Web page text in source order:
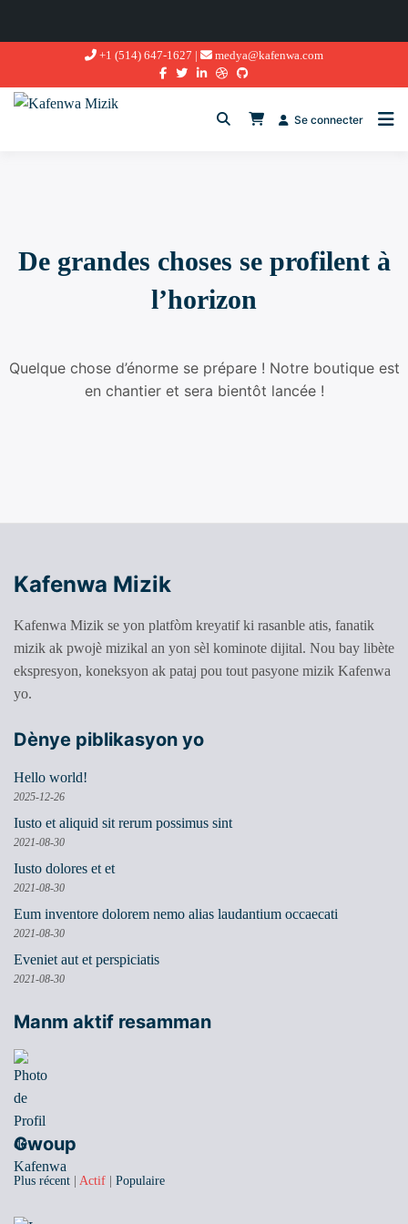
contenu
+1 (514) 647-1627 | medya@kafenwa.com
Se connecter
De grandes choses se profilent à
l’horizon
Quelque chose d’énorme se prépare ! Notre boutique est
en chantier et sera bientôt lancée !
Kafenwa Mizik
Kafenwa Mizik se yon platfòm kreyatif ki rasanble atis, fanatik
mizik ak pwojè mizikal an yon sèl kominote dijital. Nou bay libète
ekspresyon, koneksyon ak pataj pou tout pasyone mizik Kafenwa
yo.
Dènye piblikasyon yo
Hello world!
2025-12-26
Iusto et aliquid sit rerum possimus sint
2021-08-30
Iusto dolores et et
2021-08-30
Eum inventore dolorem nemo alias laudantium occaecati
2021-08-30
Eveniet aut et perspiciatis
2021-08-30
Manm aktif resamman
Gwoup
Plus récent Actif Populaire